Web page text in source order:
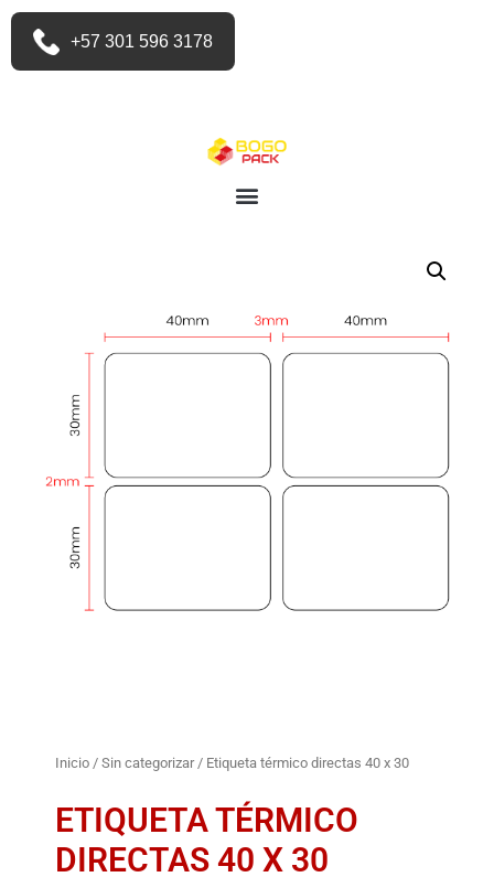
+57 301 596 3178
Inicio / Sin categorizar/ Etiqueta térmico directas 40 x 30
ETIQUETA TÉRMICO
DIRECTAS 40 X 30